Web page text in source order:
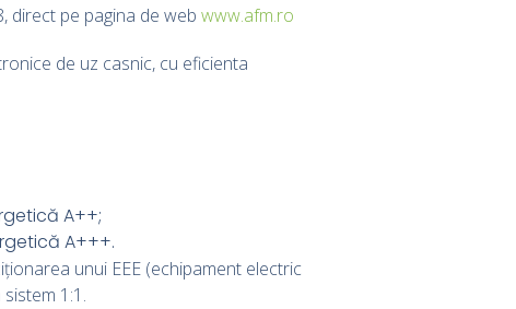
direct pe pagina de web www.afm.ro
de uz casnic, cu eficienta
A++;
A+++.
unui EEE (echipament electric
1:1.